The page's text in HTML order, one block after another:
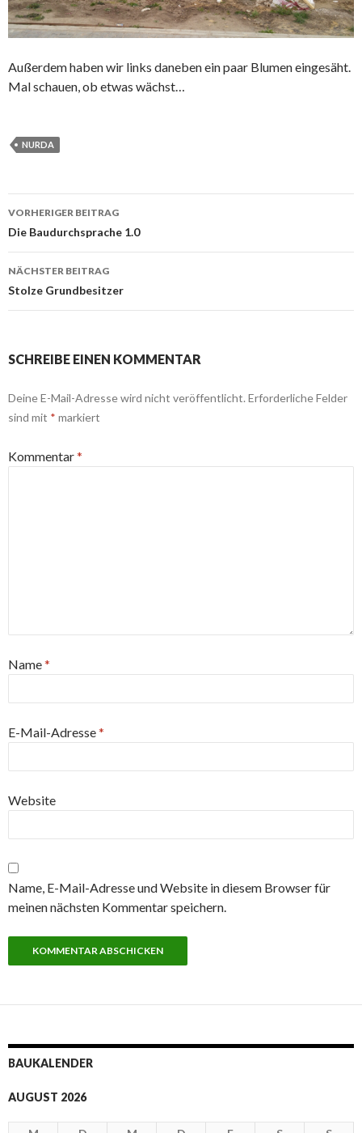
Außerdem haben wir links daneben ein paar Blumen eingesäht.
Mal schauen, ob etwas wächst…
NURDA
Beitrags-
Navigation
VORHERIGER BEITRAG
Die Baudurchsprache 1.0
NÄCHSTER BEITRAG
Stolze Grundbesitzer
SCHREIBE EINEN KOMMENTAR
Deine E-Mail-Adresse wird nicht veröffentlicht. Erforderliche Felder
sind mit * markiert
Kommentar*
Name*
E-Mail-Adresse*
Website
Name, E-Mail-Adresse und Website in diesem Browser für
meinen nächsten Kommentar speichern.
BAUKALENDER
AUGUST 2026